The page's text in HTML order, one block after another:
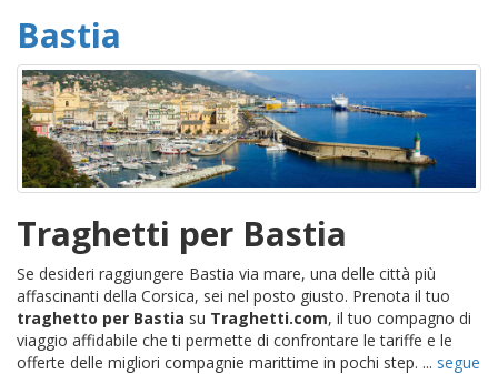
Bastia
Traghetti per Bastia
Se desideri raggiungere Bastia via mare, una delle città più
affascinanti della Corsica, sei nel posto giusto. Prenota il tuo
traghetto per Bastia su Traghetti.com, il tuo compagno di
viaggio affidabile che ti permette di confrontare le tariffe e le
offerte delle migliori compagnie marittime in pochi step. ... segue